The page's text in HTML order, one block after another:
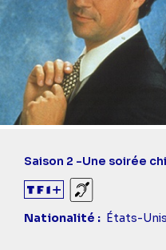
Saison 2 -Une soirée
Sourds et
Nationalité
États-Unis